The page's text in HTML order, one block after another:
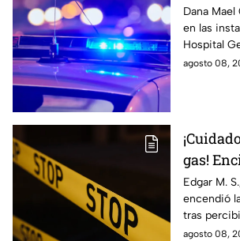
ser
Ciudad
Dana Mael
en las
Hospital
gravedad
agosto 08,
gas!
genera
Juárez
Edgar M.
encendió
tras
chispante
agosto 08,